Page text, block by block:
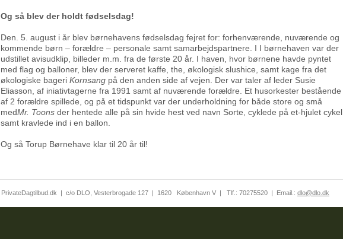
Og så blev der holdt fødselsdag!
Den. 5. august i år blev børnehavens fødselsdag fejret for: forhenværende, nuværende og
kommende børn – forældre – personale samt samarbejdspartnere. I I børnehaven var der
udstillet avisudklip, billeder m.m. fra de første 20 år. I haven, hvor børnene havde pyntet
med flag og balloner, blev der serveret kaffe, the, økologisk slushice, samt kage fra det
økologiske bageri Kornsang på den anden side af vejen. Der var taler af leder Susie
Eliasson, af iniativtagerne fra 1991 samt af nuværende forældre. Et husorkester bestående
af 2 forældre spillede, og på et tidspunkt var der underholdning for både store og små
medMr. Toons der hentede alle på sin hvide hest ved navn Sorte, cyklede på et-hjulet cykel
samt kravlede ind i en ballon.
Og så Torup Børnehave klar til 20 år til!
PrivateDagtilbud.dk | c/o DLO, Vesterbrogade 127 | 1620 København V | Tlf.: 70275520 | Email.: dlo@dlo.dk